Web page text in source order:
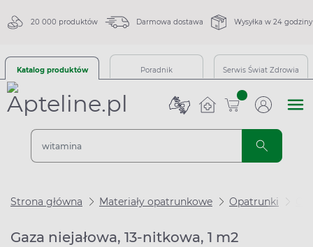
20 000 produktów Darmowa dostawa Wysyłka w 24 godziny
Katalog produktów Poradnik Serwis Świat Zdrowia
sztuk
Strona główna Materiały opatrunkowe Opatrunki
Gaza niejałowa, 13-nitkowa, 1 m2